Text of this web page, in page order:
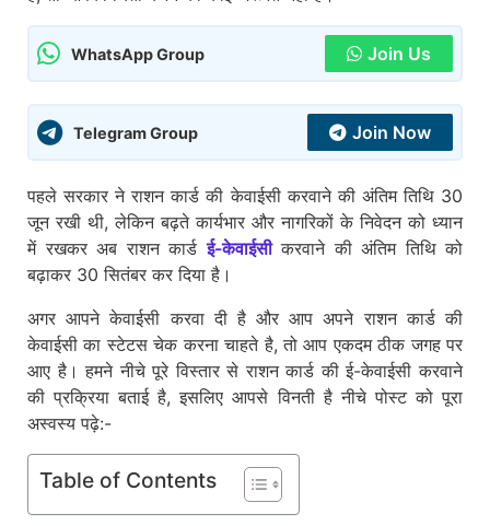
WhatsApp Group Join Us
Telegram Group Join Now
पहले सरकार ने राशन कार्ड की केवाईसी करवाने की अंतिम तिथि 30
जून रखी थी, लेकिन बढ़ते कार्यभार और नागरिकों के निवेदन को ध्यान
में रखकर अब राशन कार्डई-केवाईसीकरवाने की अंतिम तिथि को
बढ़ाकर 30 सितंबर कर दिया है।
अगर आपने केवाईसी करवा दी है और आप अपने राशन कार्ड की
केवाईसी का स्टेटस चेक करना चाहते है, तो आप एकदम ठीक जगह पर
आए है। हमने नीचे पूरे विस्तार से राशन कार्ड की ई-केवाईसी करवाने
की प्रक्रिया बताई है, इसलिए आपसे विनती है नीचे पोस्ट को पूरा
अस्वस्य पढ़े:-
Table of Contents